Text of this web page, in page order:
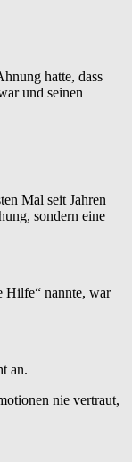
hatte, dass
und seinen
Mal seit Jahren
sondern eine
Hilfe“ nannte, war
an.
nie vertraut,